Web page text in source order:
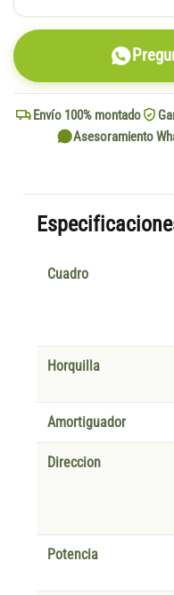
Envío 100% montado
Asesoramiento
Cuadro
Horquilla
Amortiguador
Direccion
Potencia